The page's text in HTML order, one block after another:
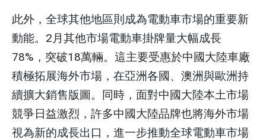
此外，全球其他地區則成為電動車市場的重要新
動能。2月其他市場電動車掛牌量大幅成長
78%，突破18萬輛。這主要受惠於中國大陸車廠
積極拓展海外市場，在亞洲各國、澳洲與歐洲持
續擴大銷售版圖。同時，面對中國大陸本土市場
競爭日益激烈，許多中國大陸品牌也將海外市場
視為新的成長出口，進一步推動全球電動車市場